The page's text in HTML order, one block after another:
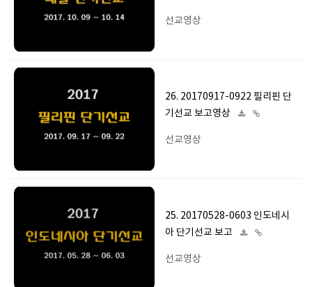
선교영상
26. 20170917-0922 필리핀 단
기선교 보고영상
선교영상
25. 20170528-0603 인도네시
아 단기선교 보고
선교영상